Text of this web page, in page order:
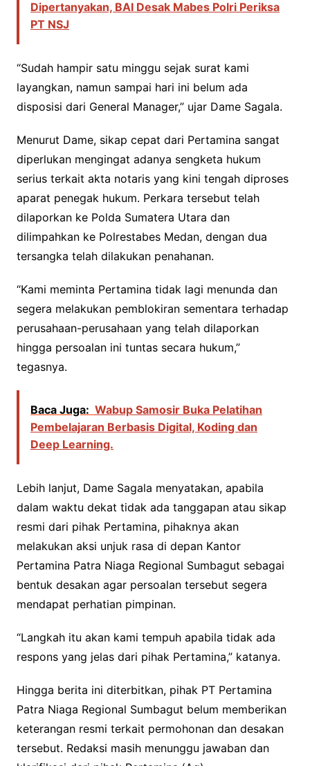
Dipertanyakan, BAI Desak Mabes Polri Periksa
PT NSJ
“Sudah hampir satu minggu sejak surat kami
layangkan, namun sampai hari ini belum ada
disposisi dari General Manager,” ujar Dame Sagala.
Menurut Dame, sikap cepat dari Pertamina sangat
diperlukan mengingat adanya sengketa hukum
serius terkait akta notaris yang kini tengah diproses
aparat penegak hukum. Perkara tersebut telah
dilaporkan ke Polda Sumatera Utara dan
dilimpahkan ke Polrestabes Medan, dengan dua
tersangka telah dilakukan penahanan.
“Kami meminta Pertamina tidak lagi menunda dan
segera melakukan pemblokiran sementara terhadap
perusahaan-perusahaan yang telah dilaporkan
hingga persoalan ini tuntas secara hukum,”
tegasnya.
Baca Juga: Wabup Samosir Buka Pelatihan
Pembelajaran Berbasis Digital, Koding dan
Deep Learning.
Lebih lanjut, Dame Sagala menyatakan, apabila
dalam waktu dekat tidak ada tanggapan atau sikap
resmi dari pihak Pertamina, pihaknya akan
melakukan aksi unjuk rasa di depan Kantor
Pertamina Patra Niaga Regional Sumbagut sebagai
bentuk desakan agar persoalan tersebut segera
mendapat perhatian pimpinan.
“Langkah itu akan kami tempuh apabila tidak ada
respons yang jelas dari pihak Pertamina,” katanya.
Hingga berita ini diterbitkan, pihak PT Pertamina
Patra Niaga Regional Sumbagut belum memberikan
keterangan resmi terkait permohonan dan desakan
tersebut. Redaksi masih menunggu jawaban dan